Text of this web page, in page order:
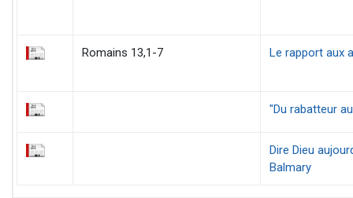
Romains 13,1-7 Le rapport aux
"Du rabatteur
Dire Dieu
Balmary